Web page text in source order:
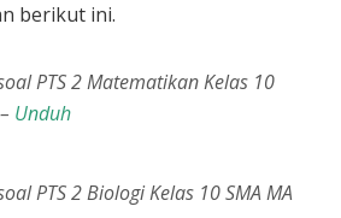
berikut ini.
PTS 2 Matematikan Kelas 10
Unduh
PTS 2 Biologi Kelas 10 SMA MA